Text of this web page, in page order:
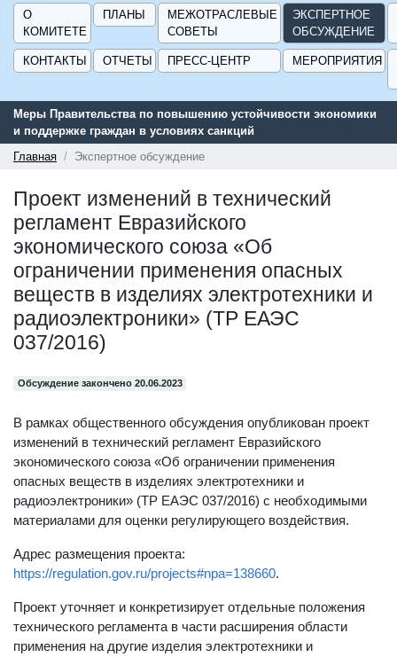
О
КОМИТЕТЕ
ПЛАНЫ
МЕЖОТРАСЛЕВЫЕ
СОВЕТЫ
ЭКСПЕРТНОЕ
ОБСУЖДЕНИЕ
КОНТАКТЫ ОТЧЕТЫ ПРЕСС-ЦЕНТР МЕРОПРИЯТИЯ
Меры Правительства по повышению устойчивости экономики
и поддержке граждан в условиях санкций
Главная
Экспертное обсуждение
Проект изменений в технический
регламент Евразийского
экономического союза «Об
ограничении применения опасных
веществ в изделиях электротехники и
радиоэлектроники» (ТР ЕАЭС
037/2016)
Обсуждение закончено 20.06.2023
В рамках общественного обсуждения опубликован проект
изменений в технический регламент Евразийского
экономического союза «Об ограничении применения
опасных веществ в изделиях электротехники и
радиоэлектроники» (ТР ЕАЭС 037/2016) с необходимыми
материалами для оценки регулирующего воздействия.
Адрес размещения проекта:
https://regulation.gov.ru/projects#npa=138660.
Проект уточняет и конкретизирует отдельные положения
технического регламента в части расширения области
применения на другие изделия электротехники и